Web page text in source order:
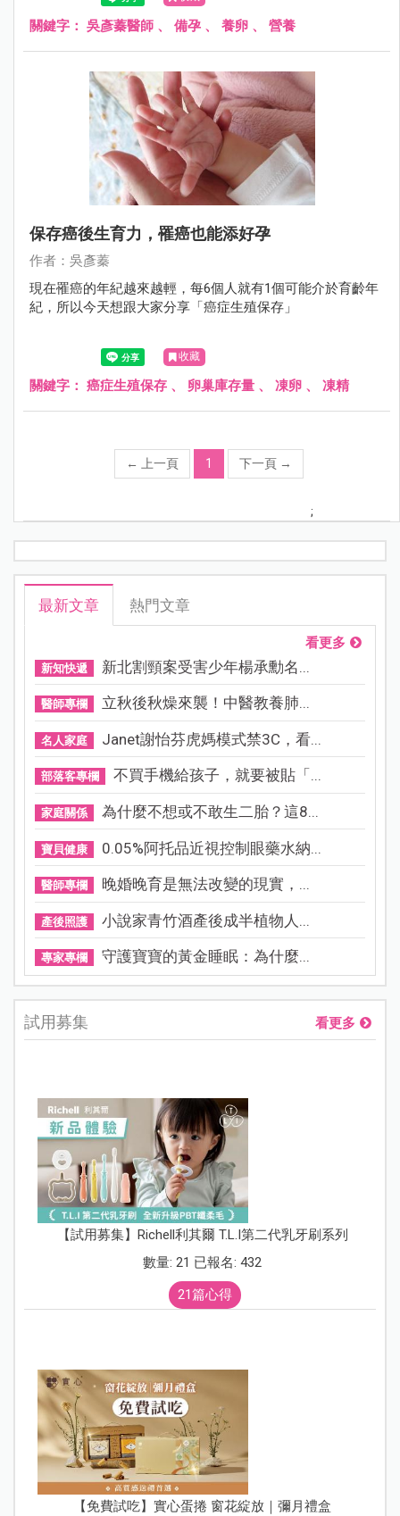
關鍵字： 吳彥蓁醫師 、 備孕 、 養卵 、 營養
保存癌後生育力，罹癌也能添好孕
作者：吳彥蓁
現在罹癌的年紀越來越輕，每6個人就有1個可能介於育齡年
紀，所以今天想跟大家分享「癌症生殖保存」
收藏
關鍵字： 癌症生殖保存 、 卵巢庫存量 、 凍卵 、 凍精
← 上一頁 1 下一頁 →
;
最新文章 熱門文章
看更多
新知快遞 新北割頸案受害少年楊承勳名...
醫師專欄 立秋後秋燥來襲！中醫教養肺...
名人家庭 Janet謝怡芬虎媽模式禁3C，看...
部落客專欄 不買手機給孩子，就要被貼「...
家庭關係 為什麼不想或不敢生二胎？這8...
寶貝健康 0.05%阿托品近視控制眼藥水納...
醫師專欄 晚婚晚育是無法改變的現實，...
產後照護 小說家青竹酒產後成半植物人...
專家專欄 守護寶寶的黃金睡眠：為什麼...
試用募集 看更多
【試用募集】Richell利其爾 T.L.I第二代乳牙刷系列
數量: 21 已報名: 432
21篇心得
【免費試吃】實心蛋捲 窗花綻放｜彌月禮盒